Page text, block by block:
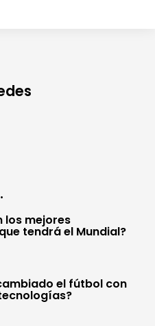
los mejores
tendrá el Mundial?
el fútbol con